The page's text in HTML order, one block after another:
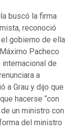
buscó la firma
reconoció
gobierno de ella
Pacheco
de
a
a Grau y dijo que
hacerse “con
un ministro con
del ministro